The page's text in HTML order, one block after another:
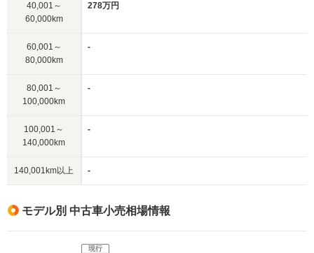
40,001～
60,000km
278万円
60,001～
80,000km
-
80,001～
100,000km
-
100,001～
140,000km
-
140,001km以上 -
モデル別 中古車小売相場情報
現行